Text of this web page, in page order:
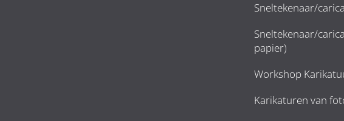
Sneltekenaar/
Sneltekenaar/
papier)
Workshop
Karikaturen van